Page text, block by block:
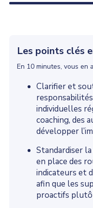
Les points clés
En 10 minutes, vous en
Clarifier et
individuelles
coaching, des
développer
Standardiser
en place des
indicateurs et
afin que les
proactifs